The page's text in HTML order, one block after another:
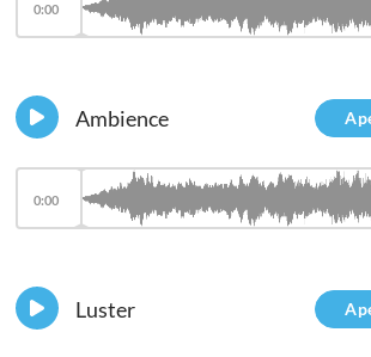
0:00
Ambience
0:00
Luster